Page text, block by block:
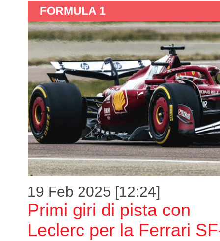
FORMULA 1
19 Feb 2025 [12:24]
Primi giri di pista con
Leclerc per la Ferrari